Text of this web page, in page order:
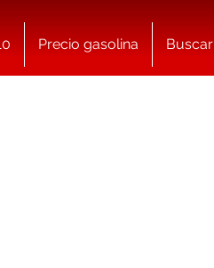
Precio gasolina Buscar